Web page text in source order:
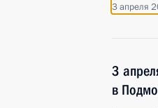
3 апреля
3
в